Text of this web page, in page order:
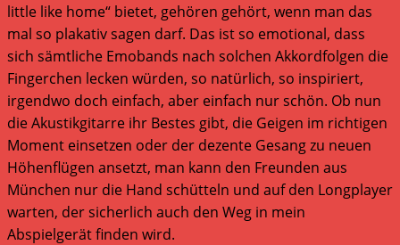
little like home“ bietet, gehören gehört, wenn man das
mal so plakativ sagen darf. Das ist so emotional, dass
sich sämtliche Emobands nach solchen Akkordfolgen die
Fingerchen lecken würden, so natürlich, so inspiriert,
irgendwo doch einfach, aber einfach nur schön. Ob nun
die Akustikgitarre ihr Bestes gibt, die Geigen im richtigen
Moment einsetzen oder der dezente Gesang zu neuen
Höhenflügen ansetzt, man kann den Freunden aus
München nur die Hand schütteln und auf den Longplayer
warten, der sicherlich auch den Weg in mein
Abspielgerät finden wird.